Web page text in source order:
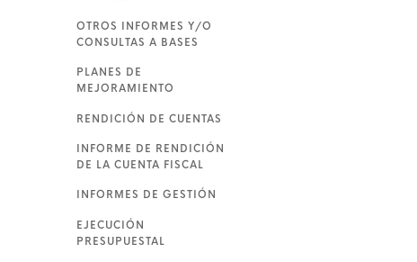
OTROS INFORMES Y/O
CONSULTAS A BASES
PLANES DE
MEJORAMIENTO
RENDICIÓN DE CUENTAS
INFORME DE RENDICIÓN
DE LA CUENTA FISCAL
INFORMES DE GESTIÓN
EJECUCIÓN
PRESUPUESTAL